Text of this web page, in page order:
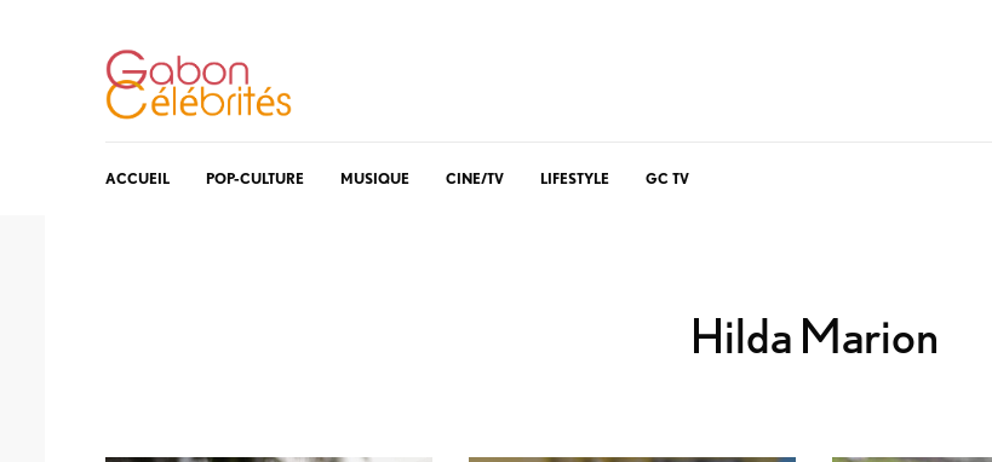
ACCUEIL POP-CULTURE MUSIQUE CINE/TV LIFESTYLE GC TV
Hilda Marion